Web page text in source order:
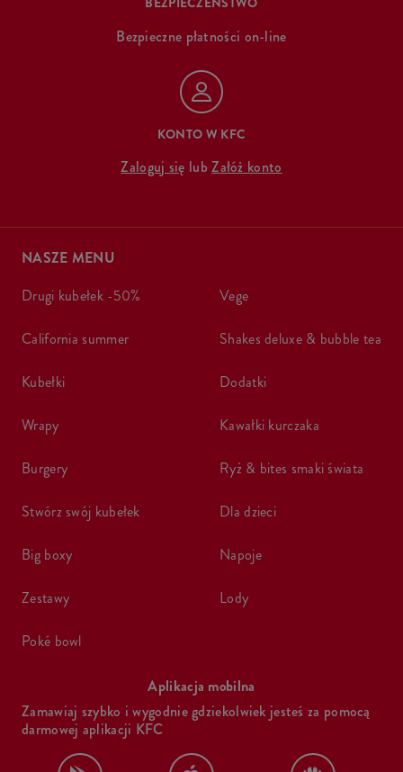
Bezpieczne płatności on-line
KONTO W KFC
Zaloguj się lubZałóż konto
NASZE MENU
drugi kubełek -50%
california summer
kubełki
wrapy
burgery
stwórz swój kubełek
big boxy
zestawy
poké bowl
vege
shakes deluxe & bubble tea
dodatki
kawałki kurczaka
ryż & bites smaki świata
dla dzieci
napoje
lody
Aplikacja mobilna
Zamawiaj szybko i wygodnie gdziekolwiek jesteś za pomocą
darmowej aplikacji KFC